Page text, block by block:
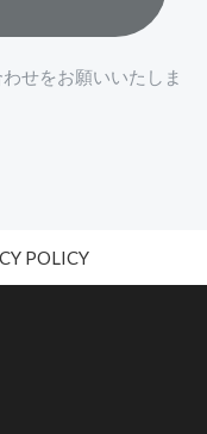
せをお願いいたしま
POLICY